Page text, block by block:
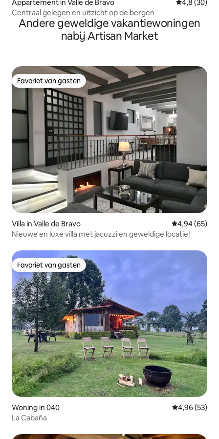
Appartement in Valle de Bravo Gemiddelde
4,8 (30)
Centraal gelegen en uitzicht op de bergen
Andere geweldige vakantiewoningen
nabij Artisan Market
Favoriet van gasten
Favoriet van gasten
Villa in Valle de Bravo Gemiddelde
4,94 (65)
Nieuwe en luxe villa met jacuzzi en geweldige locatie!
Favoriet van gasten
Favoriet van gasten
Woning in 040 Gemiddelde
4,96 (53)
La Cabaña